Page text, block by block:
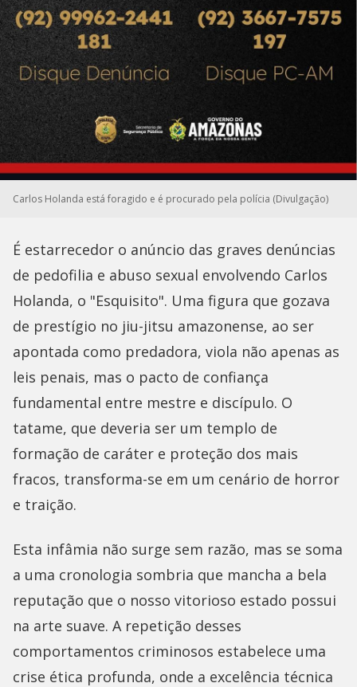
Carlos Holanda está foragido e é procurado pela polícia (Divulgação)
É estarrecedor o anúncio das graves denúncias
de pedofilia e abuso sexual envolvendo Carlos
Holanda, o "Esquisito". Uma figura que gozava
de prestígio no jiu-jitsu amazonense, ao ser
apontada como predadora, viola não apenas as
leis penais, mas o pacto de confiança
fundamental entre mestre e discípulo. O
tatame, que deveria ser um templo de
formação de caráter e proteção dos mais
fracos, transforma-se em um cenário de horror
e traição.
Esta infâmia não surge sem razão, mas se soma
a uma cronologia sombria que mancha a bela
reputação que o nosso vitorioso estado possui
na arte suave. A repetição desses
comportamentos criminosos estabelece uma
crise ética profunda, onde a excelência técnica